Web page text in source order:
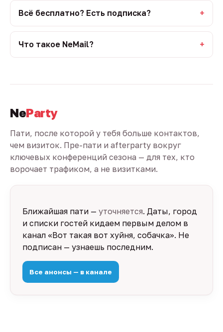
Всё бесплатно? Есть подписка?
Что такое NeMail?
NeParty
Пати, после которой у тебя больше контактов,
чем визиток. Пре-пати и afterparty вокруг
ключевых конференций сезона — для тех, кто
ворочает трафиком, а не визитками.
Ближайшая пати — уточняется. Даты, город
и списки гостей кидаем первым делом в
канал «Вот такая вот хуйня, собачка». Не
подписан — узнаешь последним.
Все анонсы — в канале